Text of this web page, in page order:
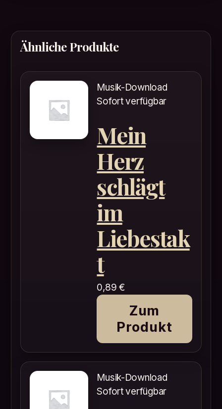
Ähnliche Produkte
Musik-Download
Sofort verfügbar
Mein
Herz
schlägt
im
Liebestak
t
0,89€
Zum
Produkt
Musik-Download
Sofort verfügbar